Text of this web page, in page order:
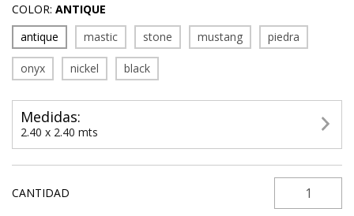
COLOR: ANTIQUE
antique
mastic stone mustang piedra
onyx nickel black
Medidas:
2.40 x 2.40 mts
CANTIDAD